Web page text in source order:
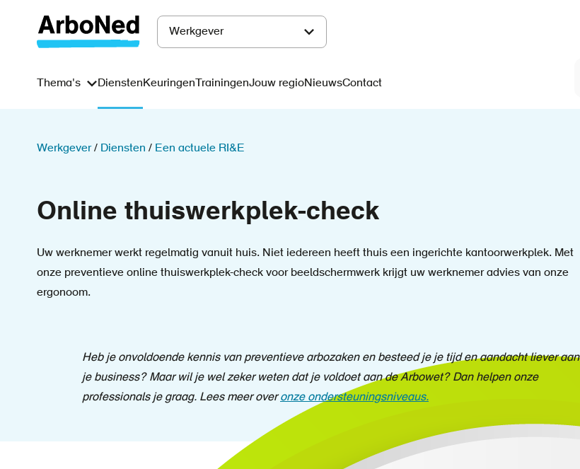
Main
navigation
Werkgever
Main
Thema's DienstenKeuringen TrainingenJouw regioNieuwsContact
navigation
Werkgever Diensten Een actuele RI&E
Online thuiswerkplek-check
Uw werknemer werkt regelmatig vanuit huis. Niet iedereen heeft thuis een ingerichte kantoorwerkplek. Met
onze preventieve online thuiswerkplek-check voor beeldschermwerk krijgt uw werknemer advies van onze
ergonoom.
Heb je onvoldoende kennis van preventieve arbozaken en besteed je je tijd en aandacht liever aan
je business? Maar wil je wel zeker weten dat je voldoet aan de Arbowet? Dan helpen onze
professionals je graag. Lees meer overonze ondersteuningsniveaus.